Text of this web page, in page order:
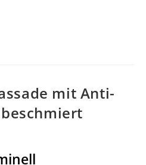
mit Anti-